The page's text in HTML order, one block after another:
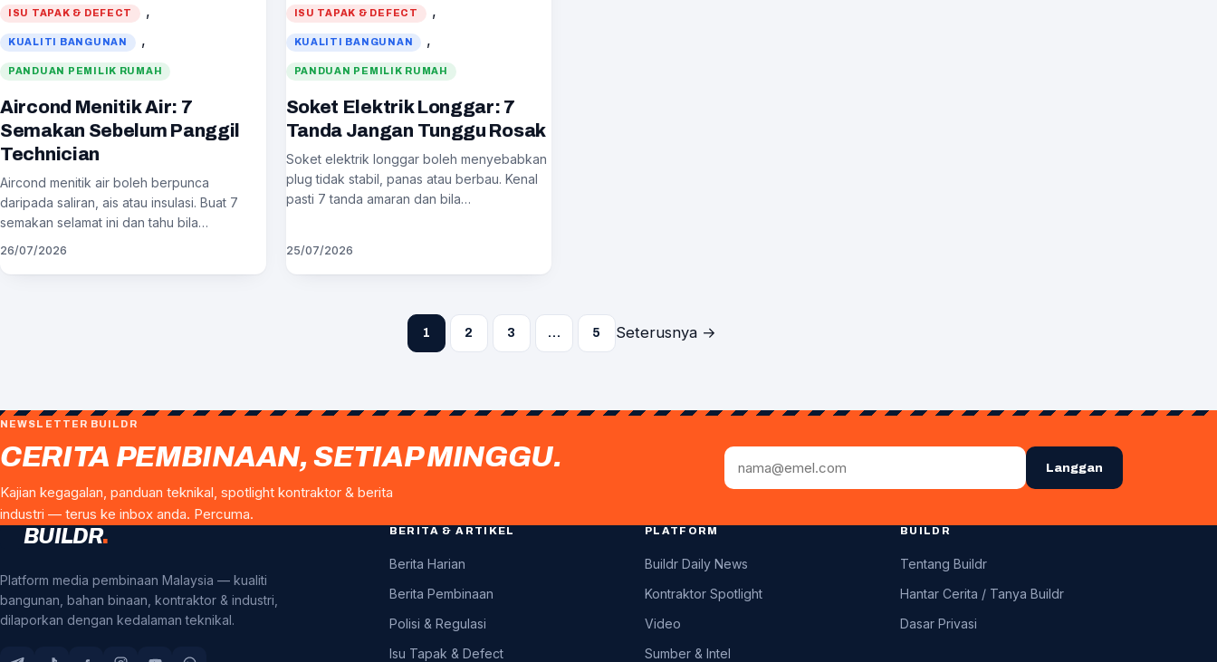
ISU TAPAK & DEFECT ,
KUALITI BANGUNAN ,
PANDUAN PEMILIK RUMAH
Aircond Menitik Air: 7
Semakan Sebelum Panggil
Technician
Aircond menitik air boleh berpunca
daripada saliran, ais atau insulasi. Buat 7
semakan selamat ini dan tahu bila…
26/07/2026
ISU TAPAK & DEFECT ,
KUALITI BANGUNAN ,
PANDUAN PEMILIK RUMAH
Soket Elektrik Longgar: 7
Tanda Jangan Tunggu Rosak
Soket elektrik longgar boleh menyebabkan
plug tidak stabil, panas atau berbau. Kenal
pasti 7 tanda amaran dan bila…
25/07/2026
1 2 3 … 5 Seterusnya →
NEWSLETTER BUILDR
CERITA PEMBINAAN, SETIAP MINGGU.
Kajian kegagalan, panduan teknikal, spotlight kontraktor & berita
industri — terus ke inbox anda. Percuma.
Alamat
emel
Langgan
BUILDR.
Platform media pembinaan Malaysia — kualiti
bangunan, bahan binaan, kontraktor & industri,
dilaporkan dengan kedalaman teknikal.
BERITA & ARTIKEL
Berita Harian
Berita Pembinaan
Polisi & Regulasi
Isu Tapak & Defect
PLATFORM
Buildr Daily News
Kontraktor Spotlight
Video
Sumber & Intel
BUILDR
Tentang Buildr
Hantar Cerita / Tanya Buildr
Dasar Privasi